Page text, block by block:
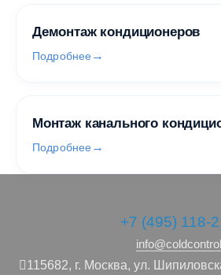
Демонтаж кондиционеров
Подробнее
Монтаж канального
Подробнее
+7 (495) 118-
115682, г. Москва, ул.